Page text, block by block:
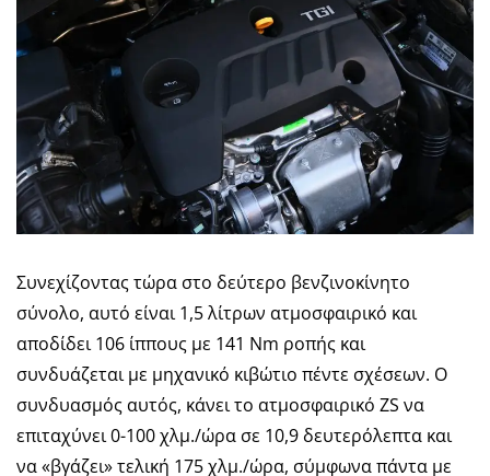
Συνεχίζοντας τώρα στο δεύτερο βενζινοκίνητο
σύνολο, αυτό είναι 1,5 λίτρων ατμοσφαιρικό και
αποδίδει 106 ίππους με 141 Nm ροπής και
συνδυάζεται με μηχανικό κιβώτιο πέντε σχέσεων. Ο
συνδυασμός αυτός, κάνει το ατμοσφαιρικό ZS να
επιταχύνει 0-100 χλμ./ώρα σε 10,9 δευτερόλεπτα και
να «βγάζει» τελική 175 χλμ./ώρα, σύμφωνα πάντα με